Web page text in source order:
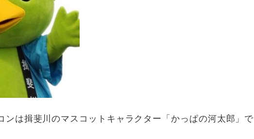
ンは揖斐川のマスコットキャラクター「かっぱの河太郎」で